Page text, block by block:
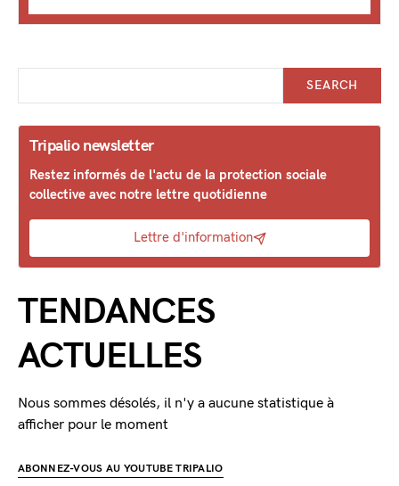
SEARCH
Tripalio newsletter
Restez informés de l'actu de la protection sociale
collective avec notre lettre quotidienne
Lettre d'information
TENDANCES
ACTUELLES
Nous sommes désolés, il n'y a aucune statistique à
afficher pour le moment
ABONNEZ-VOUS AU YOUTUBE TRIPALIO